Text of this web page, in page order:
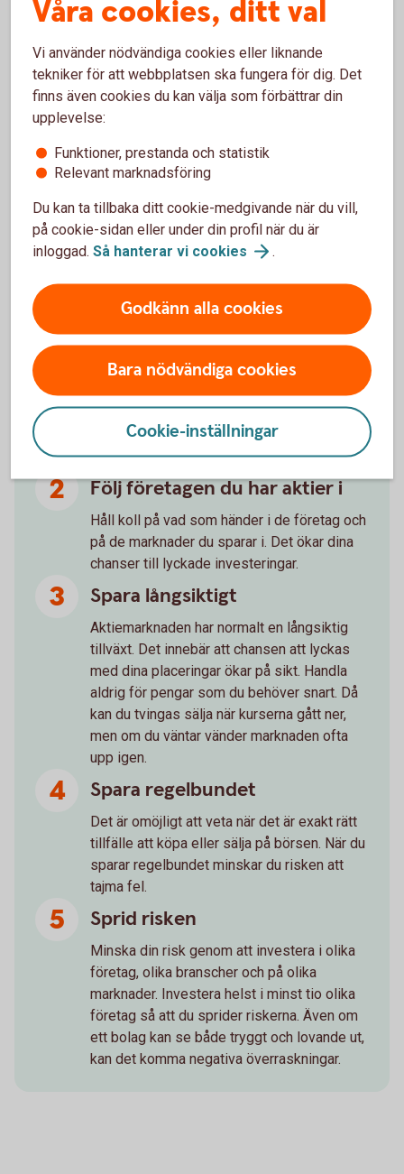
Nybörjare? Lär dig mer med vår aktieskola!
Hur fungerar aktier?
Hur kan du öka chansen att tjäna pengar på
aktier?
att handla.
Sparbankensaktieskola
Aktiehandel – våra 5 bästa tips
Förstå vad du köper
Läs på om företaget du ska köpa aktier i
innan du bestämmer dig.
Följ företagen du har aktier i
Håll koll på vad som händer i de företag och
på de marknader du sparar i. Det ökar dina
chanser till lyckade investeringar.
Spara långsiktigt
Aktiemarknaden har normalt en långsiktig
tillväxt. Det innebär att chansen att lyckas
med dina placeringar ökar på sikt. Handla
aldrig för pengar som du behöver snart. Då
kan du tvingas sälja när kurserna gått ner,
men om du väntar vänder marknaden ofta
upp igen.
Spara regelbundet
Det är omöjligt att veta när det är exakt rätt
tillfälle att köpa eller sälja på börsen. När du
sparar regelbundet minskar du risken att
tajma fel.
Sprid risken
Minska din risk genom att investera i olika
företag, olika branscher och på olika
marknader. Investera helst i minst tio olika
företag så att du sprider riskerna. Även om
ett bolag kan se både tryggt och lovande ut,
kan det komma negativa överraskningar.
Våra cookies, ditt val
Vi använder nödvändiga cookies eller liknande
tekniker för att webbplatsen ska fungera för dig. Det
finns även cookies du kan välja som förbättrar din
upplevelse:
Funktioner, prestanda och statistik
Relevant marknadsföring
Du kan ta tillbaka ditt cookie-medgivande när du vill,
på cookie-sidan eller under din profil när du är
inloggad. Så hanterar vi cookies .
Godkänn alla cookies
Bara nödvändiga cookies
Cookie-inställningar